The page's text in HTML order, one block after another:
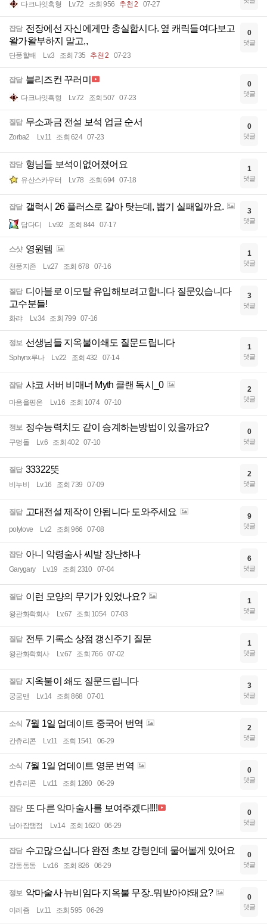
다크나잇흑형 Lv.72 조회 956 추천 2 07-27
잡담 전장에선 자신에게만 충실합시다. 옆 캐릭들여다보고
왈가왈부하지 말고,,
단풍할배 Lv.3 조회 735 추천 2 07-23
0
댓글
잡담 블리즈컨 꾸러미
다크나잇흑형 Lv.72 조회 507 07-23
0
댓글
질답 무소과금 전설 보석 업글 순서
Zorba2 Lv.11 조회 624 07-23
0
댓글
잡담 형님들 보석이없어졌어요
유산스카우터 Lv.78 조회 694 07-18
1
댓글
잡담 갤럭시 26 플러스로 갈아 탓는데, 뽑기 실패일까요.
담다디 Lv.92 조회 844 07-17
3
댓글
스샷 영원템
천풍지존 Lv.27 조회 678 07-16
1
댓글
질답 디아블로 이모탈 유입해보려고합니다 질문있습니다
고수분들!
화랴 Lv.34 조회 799 07-16
3
댓글
정보 선생님들 지옥불이쇄도 질문드립니다
Sphynx루나 Lv.22 조회 432 07-14
1
댓글
잡담 샤코 서버 비매너 Myth 클랜 독시_0
마음을평온 Lv.16 조회 1074 07-10
2
댓글
정보 정수능력치도 같이 승계하는방법이 있을까요?
구멍돌 Lv.6 조회 402 07-10
0
댓글
질답 33322뜻
비누비 Lv.16 조회 739 07-09
2
댓글
질답 고대전설 제작이 안됩니다 도와주세요
polylove Lv.2 조회 966 07-08
9
댓글
잡담 아니 악령술사 씨발 장난하나
Garygary Lv.19 조회 2310 07-04
6
댓글
질답 이런 모양의 무기가 있었나요?
왕관화학회사 Lv.67 조회 1054 07-03
1
댓글
질답 전투 기록소 상점 갱신주기 질문
왕관화학회사 Lv.67 조회 766 07-02
1
댓글
질답 지옥불이 쇄도 질문드립니다
궁굼맨 Lv.14 조회 868 07-01
3
댓글
소식 7월 1일 업데이트 중국어 번역
칸츄리콘 Lv.11 조회 1541 06-29
2
댓글
소식 7월 1일 업데이트 영문 번역
칸츄리콘 Lv.11 조회 1280 06-29
0
댓글
잡담 또 다른 악마술사를 보여주겠다!!!!
님아잡탬점 Lv.14 조회 1620 06-29
0
댓글
잡담 수고많으십니다 완전 초보 강령인데 물어볼게 있어요
강동동동 Lv.16 조회 826 06-29
0
댓글
정보 악마술사 뉴비임다 지옥불 무장..뭐받아야돼요?
이레즘 Lv.11 조회 595 06-29
0
댓글